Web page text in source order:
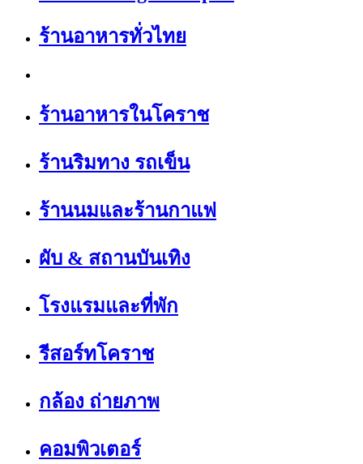
ร้านอาหารทั่วไทย
ร้านอาหารในโคราช
ร้านริมทาง รถเข็น
ร้านนมและร้านกาแฟ
ผับ & สถานบันเทิง
โรงแรมและที่พัก
รีสอร์ทโคราช
กล้อง ถ่ายภาพ
คอมพิวเตอร์